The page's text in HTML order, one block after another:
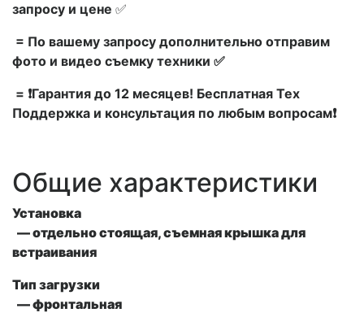
запросу и цене ✅
= По вашему запросу дополнительно отправим
фото и видео съемку техники ✅
= ❗Гарантия до 12 месяцев! Бесплатная Тех
Поддержка и консультация по любым вопросам❗
Общие характеристики
Установка
— отдельно стоящая, съемная крышка для
встраивания
Тип загрузки
— фронтальная